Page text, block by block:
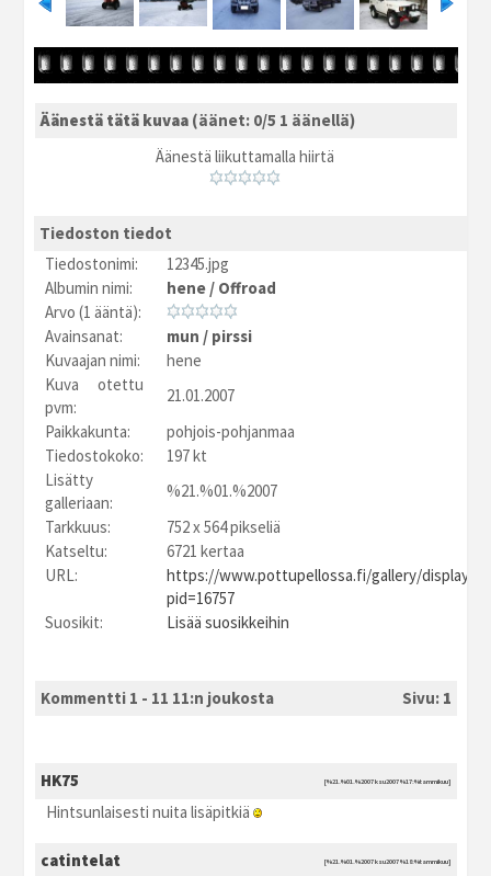
Äänestä tätä kuvaa (äänet: 0/5 1 äänellä)
Äänestä liikuttamalla hiirtä
Tiedoston tiedot
Tiedostonimi:
12345.jpg
Albumin nimi:
hene / Offroad
Arvo (1 ääntä):
Avainsanat:
mun / pirssi
Kuvaajan nimi:
hene
Kuva otettu
pvm:
21.01.2007
Paikkakunta:
pohjois-pohjanmaa
Tiedostokoko:
197 kt
Lisätty
galleriaan:
%21.%01.%2007
Tarkkuus:
752 x 564 pikseliä
Katseltu:
6721 kertaa
URL:
https://www.pottupellossa.fi/gallery/
pid=16757
Suosikit:
Lisää suosikkeihin
Kommentti 1 - 11 11:n joukosta Sivu: 1
HK75 [%21.%01.%2007 ksu2007 %17:%tammikuu]
Hintsunlaisesti nuita lisäpitkiä
catintelat [%21.%01.%2007 ksu2007 %18:%tammikuu]